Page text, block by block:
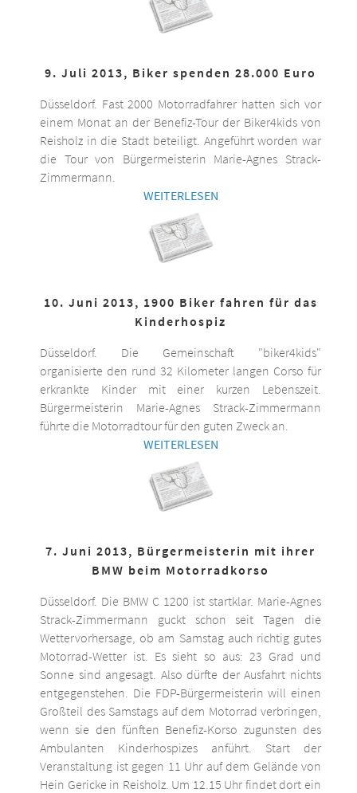
9. Juli 2013, Biker spenden 28.000 Euro
Düsseldorf. Fast 2000 Motorradfahrer hatten sich vor
einem Monat an der Benefiz-Tour der Biker4kids von
Reisholz in die Stadt beteiligt. Angeführt worden war
die Tour von Bürgermeisterin Marie-Agnes Strack-
Zimmermann.
WEITERLESEN
10. Juni 2013, 1900 Biker fahren für das
Kinderhospiz
Düsseldorf. Die Gemeinschaft "biker4kids"
organisierte den rund 32 Kilometer langen Corso für
erkrankte Kinder mit einer kurzen Lebenszeit.
Bürgermeisterin Marie-Agnes Strack-Zimmermann
führte die Motorradtour für den guten Zweck an.
WEITERLESEN
7. Juni 2013, Bürgermeisterin mit ihrer
BMW beim Motorradkorso
Düsseldorf. Die BMW C 1200 ist startklar. Marie-Agnes
Strack-Zimmermann guckt schon seit Tagen die
Wettervorhersage, ob am Samstag auch richtig gutes
Motorrad-Wetter ist. Es sieht so aus: 23 Grad und
Sonne sind angesagt. Also dürfte der Ausfahrt nichts
entgegenstehen. Die FDP-Bürgermeisterin will einen
Großteil des Samstags auf dem Motorrad verbringen,
wenn sie den fünften Benefiz-Korso zugunsten des
Ambulanten Kinderhospizes anführt. Start der
Veranstaltung ist gegen 11 Uhr auf dem Gelände von
Hein Gericke in Reisholz. Um 12.15 Uhr findet dort ein